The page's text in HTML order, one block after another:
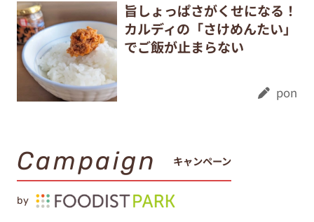
旨しょっぱさがくせになる！
カルディの「さけめんたい」
でご飯が止まらない
pon
Campaign キャンペーン
by